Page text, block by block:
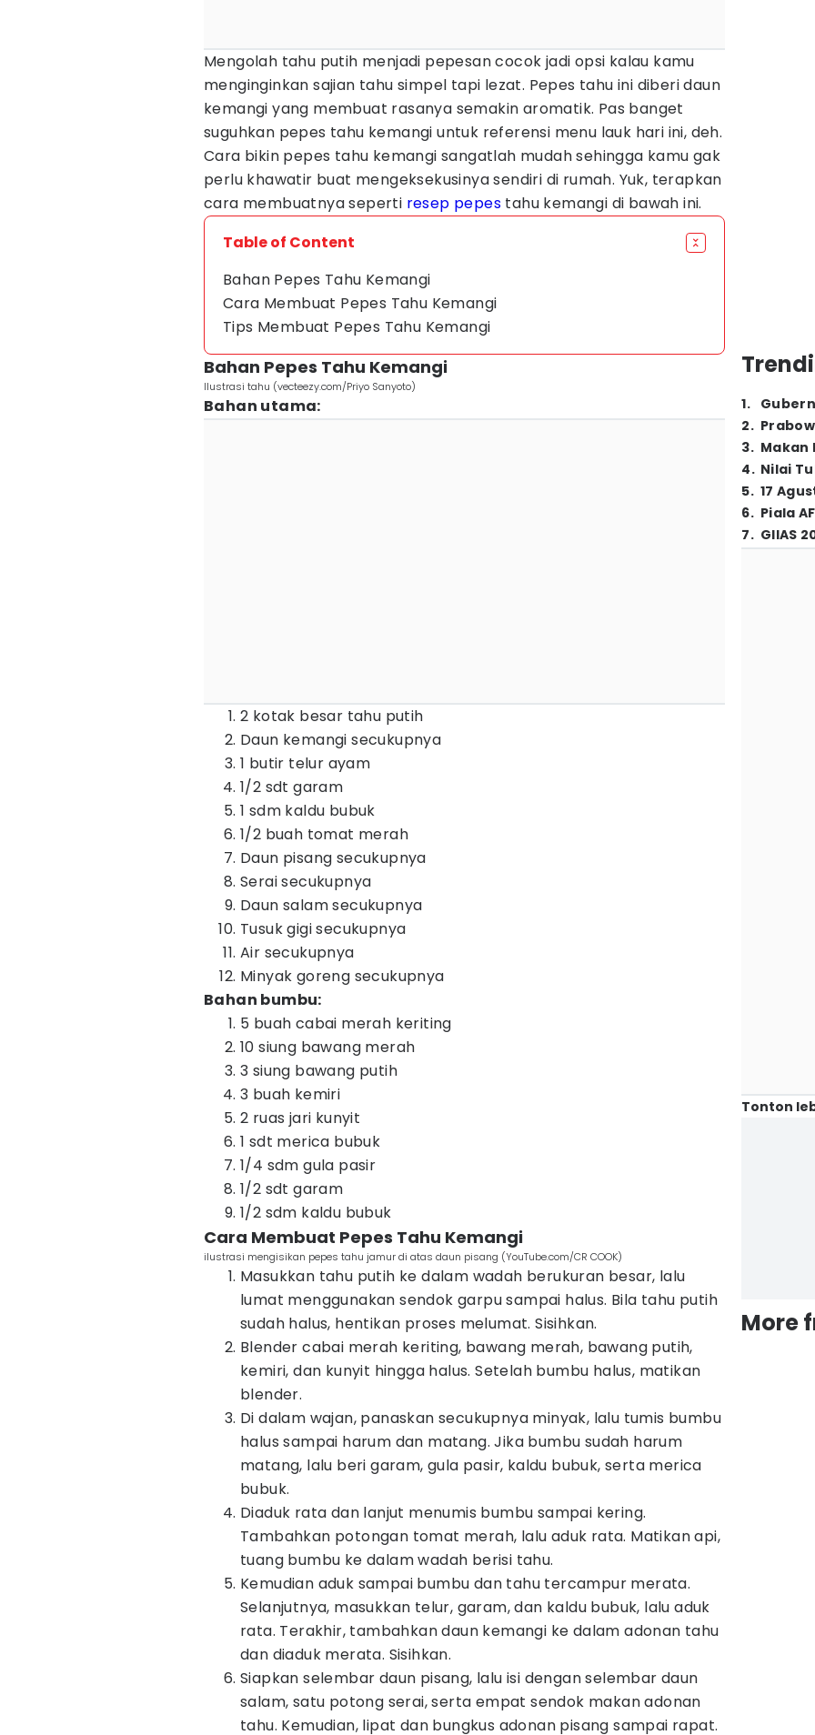
Mengolah tahu putih menjadi pepesan cocok jadi opsi kalau kamu
menginginkan sajian tahu simpel tapi lezat. Pepes tahu ini diberi daun
kemangi yang membuat rasanya semakin aromatik. Pas banget
suguhkan pepes tahu kemangi untuk referensi menu lauk hari ini, deh.
Cara bikin pepes tahu kemangi sangatlah mudah sehingga kamu gak
perlu khawatir buat mengeksekusinya sendiri di rumah. Yuk, terapkan
cara membuatnya seperti resep pepes tahu kemangi di bawah ini.
Table of Content
Bahan Pepes Tahu Kemangi
Cara Membuat Pepes Tahu Kemangi
Tips Membuat Pepes Tahu Kemangi
Bahan Pepes Tahu Kemangi
Ilustrasi tahu (vecteezy.com/Priyo Sanyoto)
Bahan utama:
2 kotak besar tahu putih
Daun kemangi secukupnya
1 butir telur ayam
1/2 sdt garam
1 sdm kaldu bubuk
1/2 buah tomat merah
Daun pisang secukupnya
Serai secukupnya
Daun salam secukupnya
Tusuk gigi secukupnya
Air secukupnya
Minyak goreng secukupnya
Bahan bumbu:
5 buah cabai merah keriting
10 siung bawang merah
3 siung bawang putih
3 buah kemiri
2 ruas jari kunyit
1 sdt merica bubuk
1/4 sdm gula pasir
1/2 sdt garam
1/2 sdm kaldu bubuk
Cara Membuat Pepes Tahu Kemangi
ilustrasi mengisikan pepes tahu jamur di atas daun pisang (YouTube.com/CR COOK)
Masukkan tahu putih ke dalam wadah berukuran besar, lalu
lumat menggunakan sendok garpu sampai halus. Bila tahu putih
sudah halus, hentikan proses melumat. Sisihkan.
Blender cabai merah keriting, bawang merah, bawang putih,
kemiri, dan kunyit hingga halus. Setelah bumbu halus, matikan
blender.
Di dalam wajan, panaskan secukupnya minyak, lalu tumis bumbu
halus sampai harum dan matang. Jika bumbu sudah harum
matang, lalu beri garam, gula pasir, kaldu bubuk, serta merica
bubuk.
Diaduk rata dan lanjut menumis bumbu sampai kering.
Tambahkan potongan tomat merah, lalu aduk rata. Matikan api,
tuang bumbu ke dalam wadah berisi tahu.
Kemudian aduk sampai bumbu dan tahu tercampur merata.
Selanjutnya, masukkan telur, garam, dan kaldu bubuk, lalu aduk
rata. Terakhir, tambahkan daun kemangi ke dalam adonan tahu
dan diaduk merata. Sisihkan.
Siapkan selembar daun pisang, lalu isi dengan selembar daun
salam, satu potong serai, serta empat sendok makan adonan
tahu. Kemudian, lipat dan bungkus adonan pisang sampai rapat.
1.
2.
3. Makan
4. Nilai
5. 17
6. Piala
7. GIIAS
Tonton
More